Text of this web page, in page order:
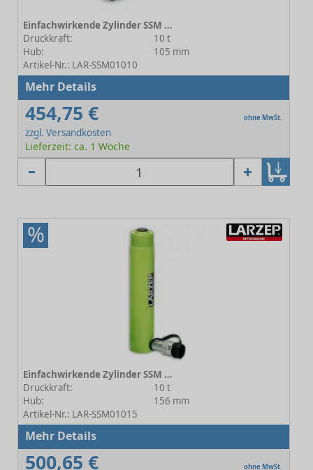
Einfachwirkende Zylinder SSM 01010
Druckkraft:
10 t
Hub:
105 mm
Artikel-Nr.: LAR-SSM01010
Mehr Details
454,75 € ohne MwSt.
zzgl. Versandkosten
Lieferzeit: ca. 1 Woche
%
Einfachwirkende Zylinder SSM 01015
Druckkraft:
10 t
Hub:
156 mm
Artikel-Nr.: LAR-SSM01015
Mehr Details
500,65 € ohne MwSt.